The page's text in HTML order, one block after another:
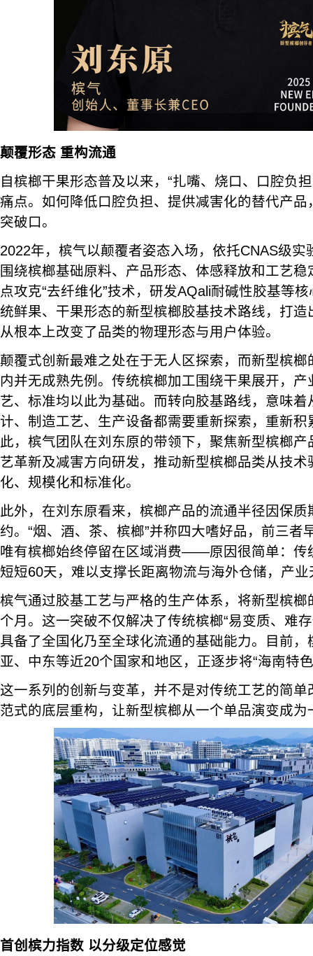
颠覆形态 重构流通
自槟榔干果形态普及以来，“扎嘴、烧口、口腔负
痛点。如何降低口腔负担、提供减害化的替代产
突破口。
2022年，槟气以颠覆者姿态入场，依托CNAS级实
围绕槟榔基础原料、产品形态、体感释放和工艺
点攻克“去纤维化”技术，研发AQali耐碱性胶基等
统鲜果、干果形态的新型槟榔胶基技术路线，打
从根本上改变了品类的物理形态与用户体验。
颠覆式创新最难之处在于无人区探索，而新型槟
内并无成熟先例。传统槟榔加工围绕干果展开，
艺、标准均以此为基础。而转向胶基路线，意味
计、制造工艺、生产设备都需要重新探索，重新积
此，槟气团队在刘东原的带领下，聚焦新型槟榔
艺革新及减害方向研发，推动新型槟榔品类从技
化、规模化和标准化。
此外，在刘东原看来，槟榔产品的流通半径因保
约。“烟、酒、茶、槟榔”并称四大嗜好品，前三者
唯有槟榔始终停留在区域消费——原因很简单：传
短短60天，难以支撑长距离物流与海外仓储，产
槟气通过胶基工艺与严格的生产体系，将新型槟
个月。这一突破不仅解决了传统槟榔“易变质、难
具备了全国化乃至全球化流通的基础能力。目前
亚、中东等近20个国家和地区，正逐步将“海南特
这一系列的创新与变革，并不是对传统工艺的简
范式的底层重构，让新型槟榔从一个单品演变成为
首创槟力指数 以分级定位感觉